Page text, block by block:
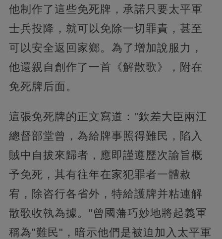
他制作了這些免死牌，承諾只要太平軍
士兵投降，就可以免除一切罪責，甚至
可以安全返回家鄉。為了增加說服力，
他還親自創作了一首《解散歌》，附在
免死牌后面。
這張免死牌的正文寫道："欽差大臣兩江
總督部堂曾，為給牌事照得難民，陷入
賊中自拔來歸者，應即謹遵歷次諭旨概
予免死，其有往年在家犯罪者一體赦
宥，除咨行各省外，特給護牌并粘連解
散歌收執為據。"曾國藩巧妙地將起義軍
稱為"難民"，暗示他們是被迫加入太平軍